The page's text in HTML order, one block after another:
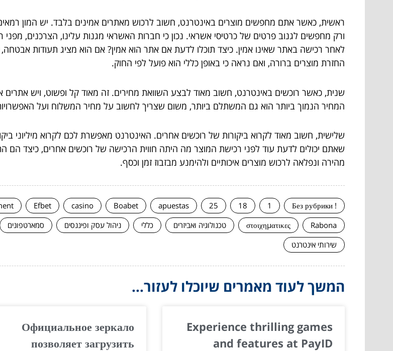
ראשית, כאשר אתם מחפשים מוצרים באינטרנט, חשוב לרכוש מאתרים אמינים בלבד. יש המון
ורק מחפשים לגנוב פרטים של כרטיסי אשראי. נכון כי חברות האשראי מגנות עלינו, הצרכנים,
לאחר רכישה באתר שאינו אמין. כיצד תוכלו לדעת אם אתר הוא אמין? אם הוא מציג תעודות
החזרת מוצרים ברורה, ואם נראה כי באופן כללי הוא פועל לפי החוק.
שנית, כאשר רוכשים באינטרנט, חשוב מאוד לבצע השוואת מחירים. זה מאוד קל ופשוט, ויש
המחיר הנמוך ביותר הוא גם המשתלם ביותר, משום שצריך לחשוב על מחיר המשלוח ועל
שלישית, חשוב מאוד לקרוא ביקורות של רוכשים אחרים. האינטרנט מאפשרת לכם לקרוא מיליוני
שאתם יכולים לדעת עוד לפני רכישת המוצר מה היתה חווית הרכישה של רוכשים אחרים, כיצד
מהירה ונפלאה לרכוש מוצרים איכותיים ולהימנע מבזבוז זמן וכסף.
! Без рубрики
1
18
25
apuestas
Boabet
casino
Efbet
Rabona
στοιχηματικες טכנולוגיה ואביזרים כללי ניהול עסק ופיננסים סמארטפונים
שירותי אינטרנט
המשך לעוד מאמרים שיוכלו לעזור...
Experience thrilling games
and features at PayID
Официальное зеркало
позволяет загрузить